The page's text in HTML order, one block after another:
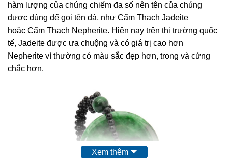
hàm lượng của chúng chiếm đa số nên tên của chúng
được dùng để gọi tên đá, như Cẩm Thạch Jadeite
hoặc Cẩm Thạch Nepherite. Hiện nay trên thị trường quốc
tế, Jadeite được ưa chuộng và có giá trị cao hơn
Nepherite vì thường có màu sắc đẹp hơn, trong và cứng
chắc hơn.
Xem thêm